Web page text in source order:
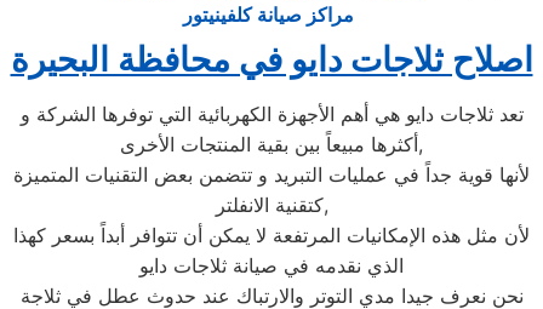
مراكز صيانة كلفينيتور
اصلاح ثلاجات دايو في محافظة البحيرة
تعد ثلاجات دايو هي أهم الأجهزة الكهربائية التي توفرها الشركة و
أكثرها مبيعاً بين بقية المنتجات الأخرى,
لأنها قوية جداً في عمليات التبريد و تتضمن بعض التقنيات المتميزة
كتقنية الانفلتر,
لأن مثل هذه الإمكانيات المرتفعة لا يمكن أن تتوافر أبداً بسعر كهذا
الذي نقدمه في صيانة ثلاجات دايو
نحن نعرف جيدا مدي التوتر والارتباك عند حدوث عطل في ثلاجة